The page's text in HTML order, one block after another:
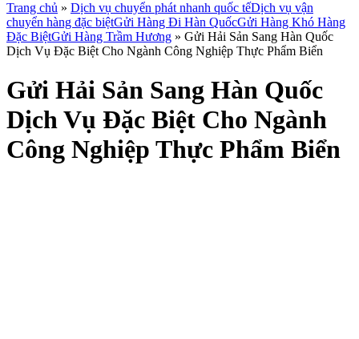
Trang chủ » Dịch vụ chuyển phát nhanh quốc tếDịch vụ vận
chuyển hàng đặc biệtGửi Hàng Đi Hàn QuốcGửi Hàng Khó Hàng
Đặc BiệtGửi Hàng Trầm Hương » Gửi Hải Sản Sang Hàn Quốc
Dịch Vụ Đặc Biệt Cho Ngành Công Nghiệp Thực Phẩm Biển
Gửi Hải Sản Sang Hàn Quốc
Dịch Vụ Đặc Biệt Cho Ngành
Công Nghiệp Thực Phẩm Biển